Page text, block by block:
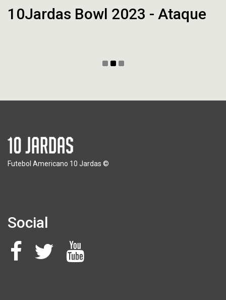
10Jardas Bowl 2023 - Ataque
Futebol Americano 10 Jardas ©
Social